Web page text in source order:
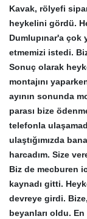
Kavak, rölyefi
heykelini gördü.
Dumlupınar'a çok
etmemizi istedi.
Sonuç olarak
montajını
ayının sonunda
parası bize
telefonla
ulaştığımızda
harcadım. Size
Biz de mecburen
kaynadı gitti.
devreye girdi.
beyanları oldu.